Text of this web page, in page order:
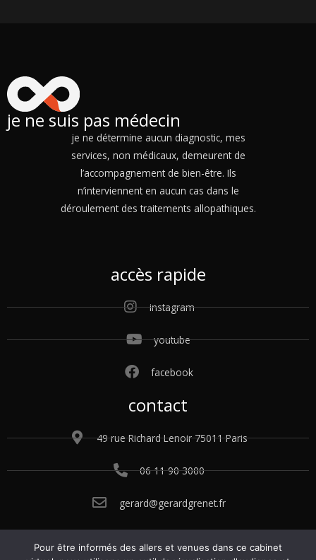
je ne suis pas médecin
je ne détermine aucun diagnostic, mes
services, non médicaux, demeurent de
l’accompagnement de bien-être. Ils
n’interviennent en aucun cas dans le
déroulement des traitements allopathiques.
accès rapide
instagram
youtube
facebook
contact
49 rue Richard Lenoir 75011 Paris
06 11 90 3000
gerard@gerardgrenet.fr
© 2015 – 2025 Gérard Grenet. Tous droits
Pour être informés des allers et venues dans ce cabinet